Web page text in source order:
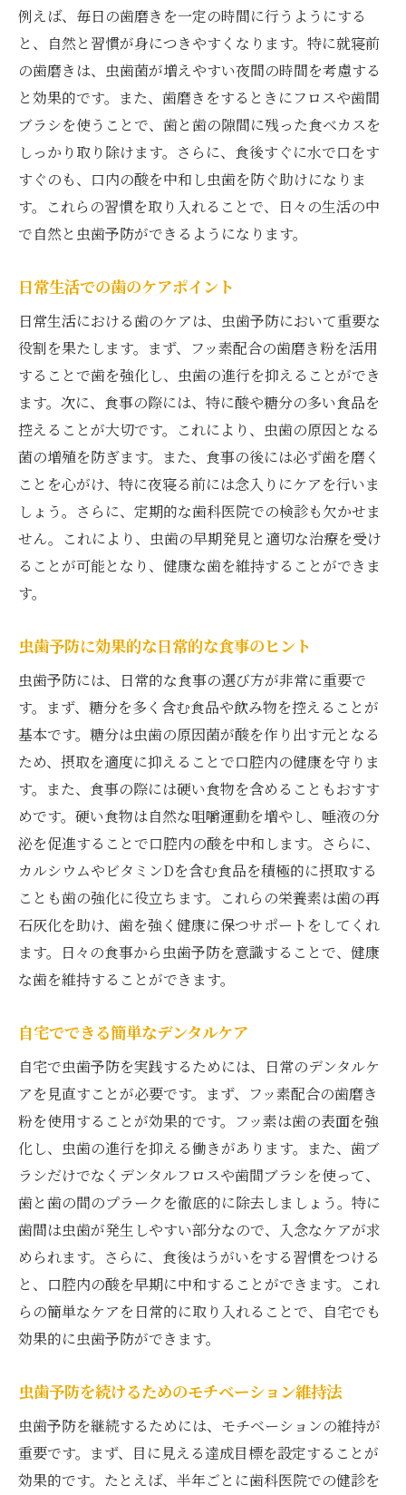
例えば、毎日の歯磨きを一定の時間に行うようにする
と、自然と習慣が身につきやすくなります。特に就寝前
の歯磨きは、虫歯菌が増えやすい夜間の時間を考慮する
と効果的です。また、歯磨きをするときにフロスや歯間
ブラシを使うことで、歯と歯の隙間に残った食べカスを
しっかり取り除けます。さらに、食後すぐに水で口をす
すぐのも、口内の酸を中和し虫歯を防ぐ助けになりま
す。これらの習慣を取り入れることで、日々の生活の中
で自然と虫歯予防ができるようになります。
日常生活での歯のケアポイント
日常生活における歯のケアは、虫歯予防において重要な
役割を果たします。まず、フッ素配合の歯磨き粉を活用
することで歯を強化し、虫歯の進行を抑えることができ
ます。次に、食事の際には、特に酸や糖分の多い食品を
控えることが大切です。これにより、虫歯の原因となる
菌の増殖を防ぎます。また、食事の後には必ず歯を磨く
ことを心がけ、特に夜寝る前には念入りにケアを行いま
しょう。さらに、定期的な歯科医院での検診も欠かせま
せん。これにより、虫歯の早期発見と適切な治療を受け
ることが可能となり、健康な歯を維持することができま
す。
虫歯予防に効果的な日常的な食事のヒント
虫歯予防には、日常的な食事の選び方が非常に重要で
す。まず、糖分を多く含む食品や飲み物を控えることが
基本です。糖分は虫歯の原因菌が酸を作り出す元となる
ため、摂取を適度に抑えることで口腔内の健康を守りま
す。また、食事の際には硬い食物を含めることもおすす
めです。硬い食物は自然な咀嚼運動を増やし、唾液の分
泌を促進することで口腔内の酸を中和します。さらに、
カルシウムやビタミンDを含む食品を積極的に摂取する
ことも歯の強化に役立ちます。これらの栄養素は歯の再
石灰化を助け、歯を強く健康に保つサポートをしてくれ
ます。日々の食事から虫歯予防を意識することで、健康
な歯を維持することができます。
自宅でできる簡単なデンタルケア
自宅で虫歯予防を実践するためには、日常のデンタルケ
アを見直すことが必要です。まず、フッ素配合の歯磨き
粉を使用することが効果的です。フッ素は歯の表面を強
化し、虫歯の進行を抑える働きがあります。また、歯ブ
ラシだけでなくデンタルフロスや歯間ブラシを使って、
歯と歯の間のプラークを徹底的に除去しましょう。特に
歯間は虫歯が発生しやすい部分なので、入念なケアが求
められます。さらに、食後はうがいをする習慣をつける
と、口腔内の酸を早期に中和することができます。これ
らの簡単なケアを日常的に取り入れることで、自宅でも
効果的に虫歯予防ができます。
虫歯予防を続けるためのモチベーション維持法
虫歯予防を継続するためには、モチベーションの維持が
重要です。まず、目に見える達成目標を設定することが
効果的です。たとえば、半年ごとに歯科医院での健診を